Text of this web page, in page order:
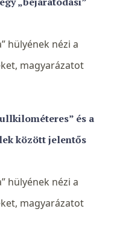
hülyének nézi a
magyarázatot
és a
között jelentős
hülyének nézi a
magyarázatot